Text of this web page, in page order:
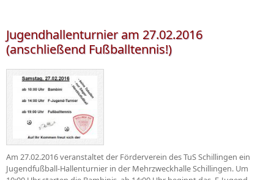
Jugendhallenturnier am 27.02.2016
(anschließend Fußballtennis!)
Am 27.02.2016 veranstaltet der Förderverein des TuS Schillingen ein
Jugendfußball-Hallenturnier in der Mehrzweckhalle Schillingen. Um